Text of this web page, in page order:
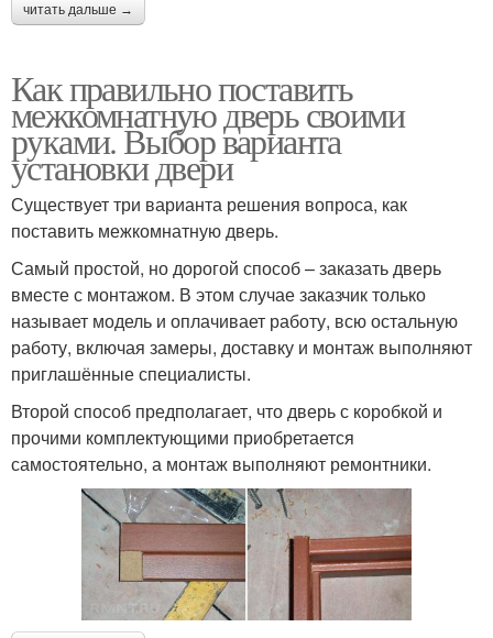
читать дальше →
Как правильно поставить
межкомнатную дверь своими
руками. Выбор варианта
установки двери
Существует три варианта решения вопроса, как
поставить межкомнатную дверь.
Самый простой, но дорогой способ – заказать дверь
вместе с монтажом. В этом случае заказчик только
называет модель и оплачивает работу, всю остальную
работу, включая замеры, доставку и монтаж выполняют
приглашённые специалисты.
Второй способ предполагает, что дверь с коробкой и
прочими комплектующими приобретается
самостоятельно, а монтаж выполняют ремонтники.